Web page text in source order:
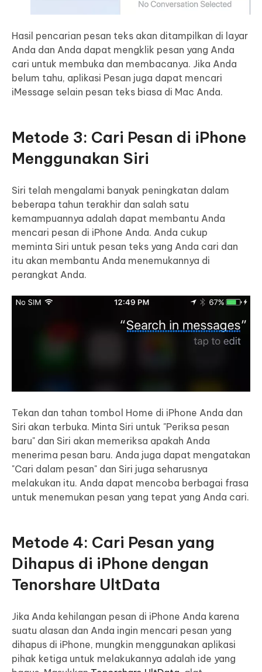
Hasil pencarian pesan teks akan ditampilkan di layar
Anda dan Anda dapat mengklik pesan yang Anda
cari untuk membuka dan membacanya. Jika Anda
belum tahu, aplikasi Pesan juga dapat mencari
iMessage selain pesan teks biasa di Mac Anda.
Metode 3: Cari Pesan di iPhone
Menggunakan Siri
Siri telah mengalami banyak peningkatan dalam
beberapa tahun terakhir dan salah satu
kemampuannya adalah dapat membantu Anda
mencari pesan di iPhone Anda. Anda cukup
meminta Siri untuk pesan teks yang Anda cari dan
itu akan membantu Anda menemukannya di
perangkat Anda.
Tekan dan tahan tombol Home di iPhone Anda dan
Siri akan terbuka. Minta Siri untuk "Periksa pesan
baru" dan Siri akan memeriksa apakah Anda
menerima pesan baru. Anda juga dapat mengatakan
"Cari dalam pesan" dan Siri juga seharusnya
melakukan itu. Anda dapat mencoba berbagai frasa
untuk menemukan pesan yang tepat yang Anda cari.
Metode 4: Cari Pesan yang
Dihapus di iPhone dengan
Tenorshare UltData
Jika Anda kehilangan pesan di iPhone Anda karena
suatu alasan dan Anda ingin mencari pesan yang
dihapus di iPhone, mungkin menggunakan aplikasi
pihak ketiga untuk melakukannya adalah ide yang